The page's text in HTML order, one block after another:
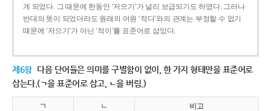
게 되었다. 그 때문에 한동안 ‘저으기’가 널리 보급되기도 하였다. 그러나
반대의 뜻이 되었더라도 원래의 어원 ‘적다’와의 관계는 부정할 수 없기
때문에 ‘저으기’가 아닌 ‘적이’를 표준어로 삼았다.
제6항 다음 단어들은 의미를 구별함이 없이, 한 가지 형태만을 표준어로
삼는다.(ㄱ을 표준어로 삼고, ㄴ을 버림.)
ㄱ ㄴ 비고